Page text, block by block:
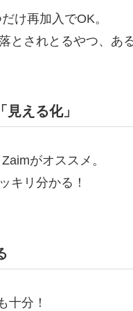
け再加入でOK。
とされとるやつ、あ
見える化」
がオススメ。
キリ分かる！
十分！